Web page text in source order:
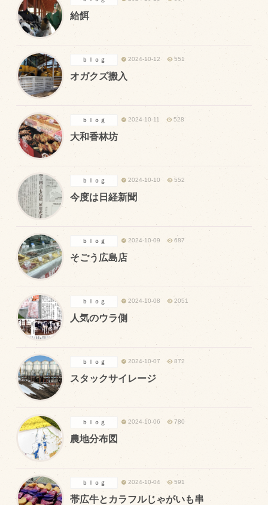
給餌
2024-10-12 551
オガクズ搬入
ｂｌｏｇ
2024-10-11 528
大和香林坊
ｂｌｏｇ
2024-10-10 552
今度は日経新聞
ｂｌｏｇ
2024-10-09 687
そごう広島店
ｂｌｏｇ
2024-10-08 2051
人気のウラ側
ｂｌｏｇ
2024-10-07 872
スタックサイレージ
ｂｌｏｇ
2024-10-06 780
農地分布図
ｂｌｏｇ
2024-10-04 591
帯広牛とカラフルじゃがいも串
ｂｌｏｇ
牧場の仕事
その他
牧場のご紹介
牧場の仕事
飼育している牛について
環境・堆肥リサイクル
販売加工場
食肉加工場を新設
業務管理体制
品質管理体制
ＢtoＢ受発注システム
瑕疵とは
商品のご紹介
豊西牛
厚切ステーキ
カルビ串
ハンバーグ
黒にんにく
豊西ソース